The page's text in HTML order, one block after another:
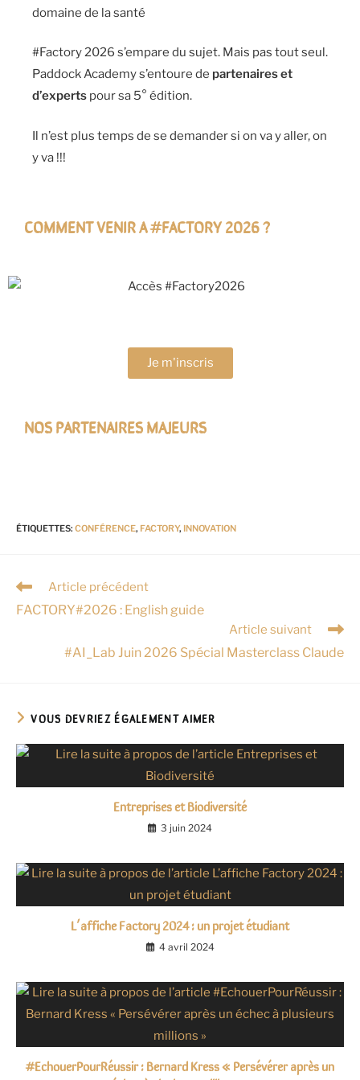
domaine de la santé
#Factory 2026 s’empare du sujet. Mais pas tout seul.
Paddock Academy s’entoure de partenaires et
d’experts pour sa 5° édition.
Il n’est plus temps de se demander si on va y aller, on
y va !!!
COMMENT VENIR A #FACTORY 2026 ?
Je m'inscris
NOS PARTENAIRES MAJEURS
ÉTIQUETTES: CONFÉRENCE, FACTORY, INNOVATION
Article précédent
FACTORY#2026 : English guide
Article suivant
#AI_Lab Juin 2026 Spécial Masterclass Claude
VOUS DEVRIEZ ÉGALEMENT AIMER
Entreprises et Biodiversité
3 juin 2024
L’affiche Factory 2024 : un projet étudiant
4 avril 2024
#EchouerPourRéussir : Bernard Kress « Persévérer après un